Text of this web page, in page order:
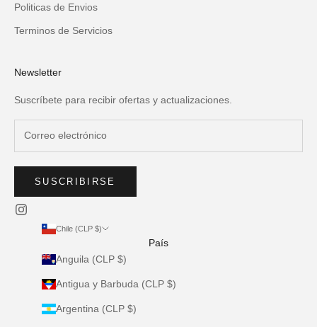
Politicas de Envios
Terminos de Servicios
Newsletter
Suscríbete para recibir ofertas y actualizaciones.
SUSCRIBIRSE
Chile (CLP $)
País
Anguila (CLP $)
Antigua y Barbuda (CLP $)
Argentina (CLP $)